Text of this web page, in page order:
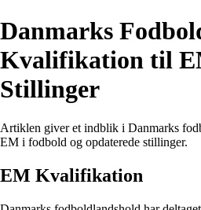
Danmarks
Kvalifikation til
Stillinger
Artiklen giver et indblik i Danmarks
EM i fodbold og opdaterede stillinger.
EM Kvalifikation